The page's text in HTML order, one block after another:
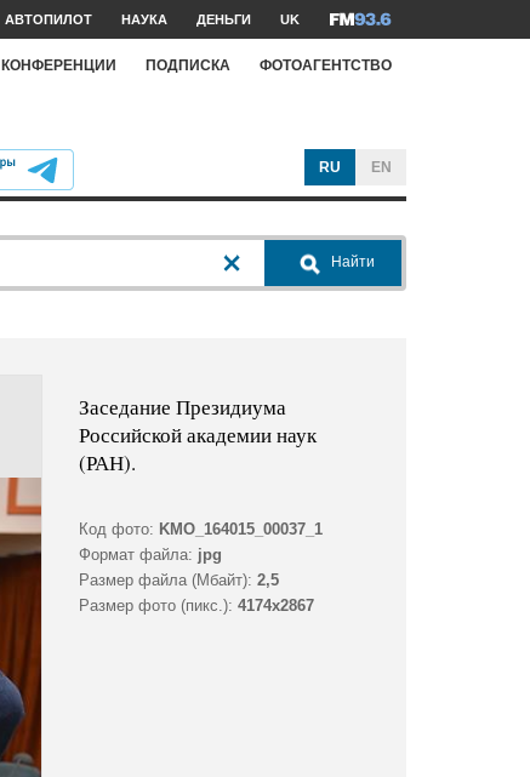
АВТОПИЛОТ НАУКА ДЕНЬГИ UK
КОНФЕРЕНЦИИ ПОДПИСКА ФОТОАГЕНТСТВО
RU EN
Найти
Заседание Президиума
Российской академии наук
(РАН).
Код фото: KMO_164015_00037_1
Формат файла: jpg
Размер файла (Мбайт): 2,5
Размер фото (пикс.): 4174x2867